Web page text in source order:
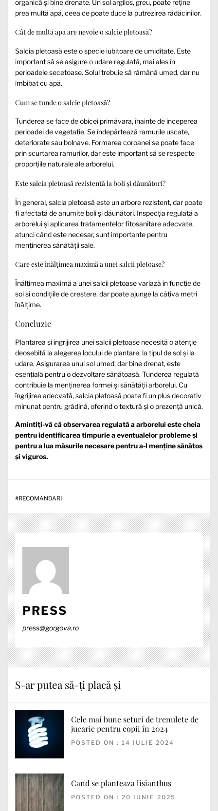
organică și bine drenate. Un sol argilos, greu, poate reține
prea multă apă, ceea ce poate duce la putrezirea rădăcinilor.
Cât de multă apă are nevoie o salcie pletoasă?
Salcia pletoasă este o specie iubitoare de umiditate. Este
important să se asigure o udare regulată, mai ales în
perioadele secetoase. Solul trebuie să rămână umed, dar nu
îmbibat cu apă.
Cum se tunde o salcie pletoasă?
Tunderea se face de obicei primăvara, înainte de începerea
perioadei de vegetație. Se îndepărtează ramurile uscate,
deteriorate sau bolnave. Formarea coroanei se poate face
prin scurtarea ramurilor, dar este important să se respecte
proporțiile naturale ale arborelui.
Este salcia pletoasă rezistentă la boli și dăunători?
În general, salcia pletoasă este un arbore rezistent, dar poate
fi afectată de anumite boli și dăunători. Inspecția regulată a
arborelui și aplicarea tratamentelor fitosanitare adecvate,
atunci când este necesar, sunt importante pentru
menținerea sănătății sale.
Care este înălțimea maximă a unei salcii pletoase?
Înălțimea maximă a unei salcii pletoase variază în funcție de
soi și condițiile de creștere, dar poate ajunge la câțiva metri
înălțime.
Concluzie
Plantarea și îngrijirea unei salcii pletoase necesită o atenție
deosebită la alegerea locului de plantare, la tipul de sol și la
udare. Asigurarea unui sol umed, dar bine drenat, este
esențială pentru o dezvoltare sănătoasă. Tunderea regulată
contribuie la menținerea formei și sănătății arborelui. Cu
îngrijirea adecvată, salcia pletoasă poate fi un plus decorativ
minunat pentru grădină, oferind o textură și o prezență unică.
Amintiți-vă că observarea regulată a arborelui este cheia
pentru identificarea timpurie a eventualelor probleme și
pentru a lua măsurile necesare pentru a-l menține sănătos
și viguros.
#RECOMANDARI
PRESS
press@gorgova.ro
S-ar putea să-ți placă și
Cele mai bune seturi de trenulete de
jucarie pentru copii în 2024
POSTED ON : 14 IULIE 2024
Cand se planteaza lisianthus
POSTED ON : 20 IUNIE 2025